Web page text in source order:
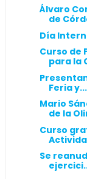
Álvaro
de
Día
Curso de
para la
Feria y...
Mario
de la
Curso
Se